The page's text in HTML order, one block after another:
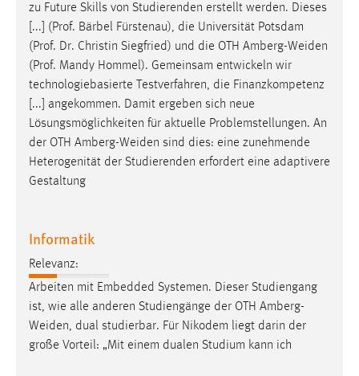
zu Future Skills von Studierenden erstellt werden. Dieses
[...] (Prof. Bärbel Fürstenau), die Universität Potsdam
(Prof. Dr. Christin Siegfried) und die OTH Amberg-Weiden
(Prof. Mandy Hommel). Gemeinsam entwickeln wir
technologiebasierte Testverfahren, die Finanzkompetenz
[...] angekommen. Damit ergeben sich neue
Lösungsmöglichkeiten für aktuelle Problemstellungen. An
der OTH Amberg-Weiden sind dies: eine zunehmende
Heterogenität der Studierenden erfordert eine adaptivere
Gestaltung
Informatik
Relevanz:
Arbeiten mit Embedded Systemen. Dieser Studiengang
ist, wie alle anderen Studiengänge der OTH Amberg-
Weiden, dual studierbar. Für Nikodem liegt darin der
große Vorteil: „Mit einem dualen Studium kann ich